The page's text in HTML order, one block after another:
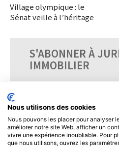
Village olympique : le
Sénat veille à l’héritage
S'ABONNER À
IMMOBILIER
Nous utilisons des cookies
Nous pouvons les placer pour analyser
améliorer notre site Web, afficher un
vivre une expérience inoubliable. Pour
que nous utilisons, ouvrez les